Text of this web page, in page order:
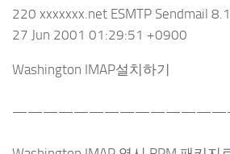
220 xxxxxxx.net ESMTP Sendmail
27 Jun 2001 01:29:51 +0900
Washington IMAP설치하기